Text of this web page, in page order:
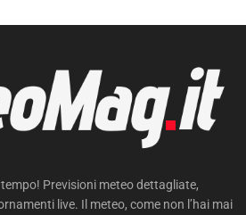
Previsioni meteo dettagliate,
live. Il meteo, come non l’hai mai